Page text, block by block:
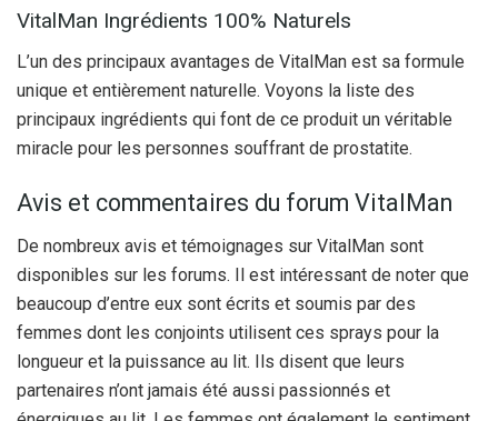
VitalMan Ingrédients 100% Naturels
L’un des principaux avantages de VitalMan est sa formule
unique et entièrement naturelle. Voyons la liste des
principaux ingrédients qui font de ce produit un véritable
miracle pour les personnes souffrant de prostatite.
Avis et commentaires du forum VitalMan
De nombreux avis et témoignages sur VitalMan sont
disponibles sur les forums. Il est intéressant de noter que
beaucoup d’entre eux sont écrits et soumis par des
femmes dont les conjoints utilisent ces sprays pour la
longueur et la puissance au lit. Ils disent que leurs
partenaires n’ont jamais été aussi passionnés et